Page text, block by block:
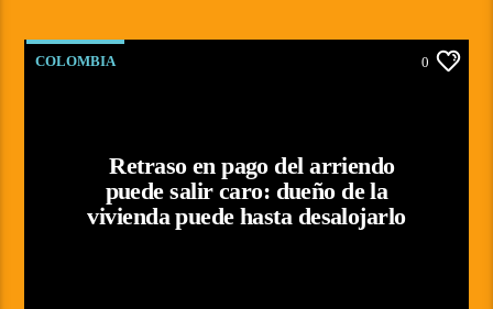
COLOMBIA 0
Retraso en pago del arriendo
puede salir caro: dueño de la
vivienda puede hasta desalojarlo